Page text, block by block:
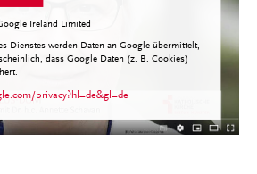
Ireland Limited
Dienstes werden Daten an Google übermittelt,
dass Google Daten (z. B. Cookies)
privacy?hl=de&gl=de